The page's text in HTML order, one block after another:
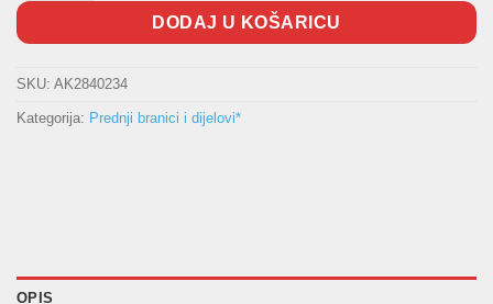
DODAJ U KOŠARICU
SKU: AK2840234
Kategorija: Prednji branici i dijelovi*
OPIS